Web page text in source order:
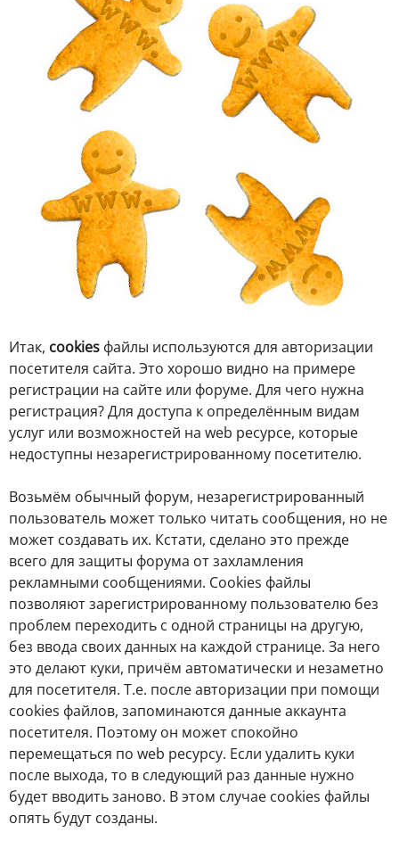
Итак, cookies файлы используются для авторизации
посетителя сайта. Это хорошо видно на примере
регистрации на сайте или форуме. Для чего нужна
регистрация? Для доступа к определённым видам
услуг или возможностей на web ресурсе, которые
недоступны незарегистрированному посетителю.
Возьмём обычный форум, незарегистрированный
пользователь может только читать сообщения, но не
может создавать их. Кстати, сделано это прежде
всего для защиты форума от захламления
рекламными сообщениями. Cookies файлы
позволяют зарегистрированному пользователю без
проблем переходить с одной страницы на другую,
без ввода своих данных на каждой странице. За него
это делают куки, причём автоматически и незаметно
для посетителя. Т.е. после авторизации при помощи
cookies файлов, запоминаются данные аккаунта
посетителя. Поэтому он может спокойно
перемещаться по web ресурсу. Если удалить куки
после выхода, то в следующий раз данные нужно
будет вводить заново. В этом случае cookies файлы
опять будут созданы.